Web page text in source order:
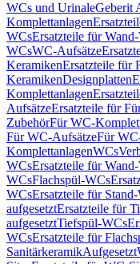
WCs und UrinaleGeberit
Komplettanlagen
WCsErsatzteile für
WCsWC-Aufsätze
KeramikenErsatzteile für
KeramikenDesignplatten
Komplettanlagen
AufsätzeErsatzteile für
ZubehörFür WC-
Für WC-AufsätzeFür
KomplettanlagenWCs
WCsErsatzteile für
WCsFlachspül-WCs
WCsErsatzteile für
aufgesetztErsatzteile für
aufgesetztTiefspül-WCs
WCsErsatzteile für
SanitärkeramikAufgesetzt